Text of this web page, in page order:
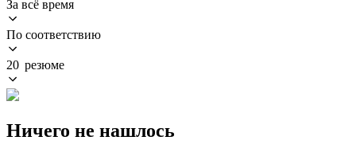
За всё время
По соответствию
20 резюме
Ничего не нашлось